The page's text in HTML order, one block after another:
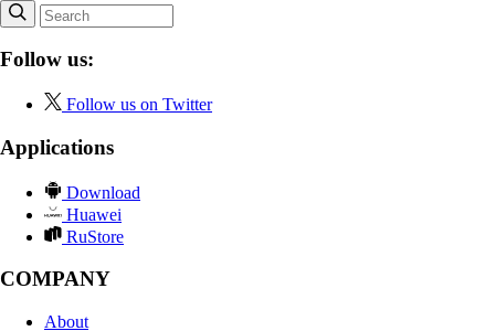
Follow us:
Follow us on Twitter
Applications
Download
Huawei
RuStore
COMPANY
About